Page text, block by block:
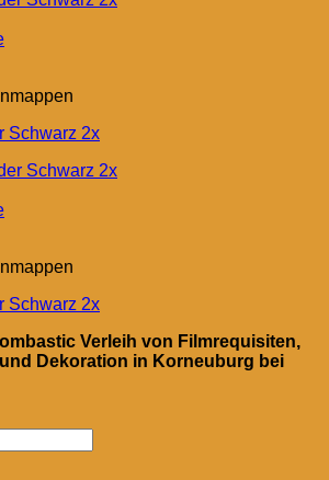
Schwarz 2x
Schwarz 2x
Verleih von Filmrequisiten,
Dekoration in Korneuburg bei